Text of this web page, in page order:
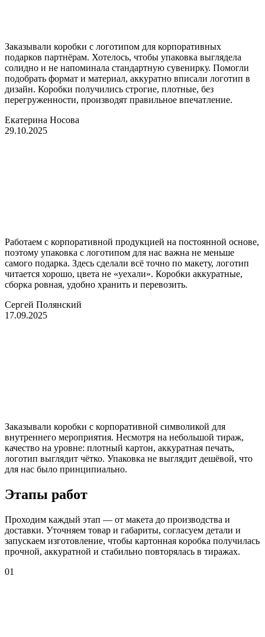
Заказывали коробки с логотипом для корпоративных
подарков партнёрам. Хотелось, чтобы упаковка выглядела
солидно и не напоминала стандартную сувенирку. Помогли
подобрать формат и материал, аккуратно вписали логотип в
дизайн. Коробки получились строгие, плотные, без
перегруженности, производят правильное впечатление.
Екатерина Носова
29.10.2025
Работаем с корпоративной продукцией на постоянной основе,
поэтому упаковка с логотипом для нас важна не меньше
самого подарка. Здесь сделали всё точно по макету, логотип
читается хорошо, цвета не «уехали». Коробки аккуратные,
сборка ровная, удобно хранить и перевозить.
Сергей Полянский
17.09.2025
Заказывали коробки с корпоративной символикой для
внутреннего мероприятия. Несмотря на небольшой тираж,
качество на уровне: плотный картон, аккуратная печать,
логотип выглядит чётко. Упаковка не выглядит дешёвой, что
для нас было принципиально.
Этапы работ
Проходим каждый этап — от макета до производства и
доставки. Уточняем товар и габариты, согласуем детали и
запускаем изготовление, чтобы картонная коробка получилась
прочной, аккуратной и стабильно повторялась в тиражах.
01